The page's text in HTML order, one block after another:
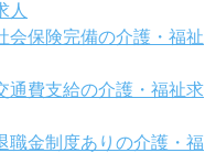
人
会保険完備の介護・福祉
通費支給の介護・福祉求
職金制度ありの介護・福